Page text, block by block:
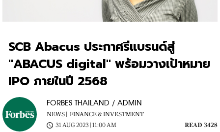
SCB Abacus ประกาศรีแบรนด์สู่
"ABACUS digital" พร้อมวางเป้าหมาย
IPO ภายในปี 2568
FORBES THAILAND / ADMIN
NEWS |
FINANCE & INVESTMENT
31 AUG 2023 | 11:00 AM
READ 3428